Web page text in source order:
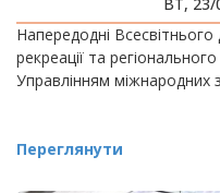
Напередодні
рекреації та
Управлінням міжнародних з
Переглянути